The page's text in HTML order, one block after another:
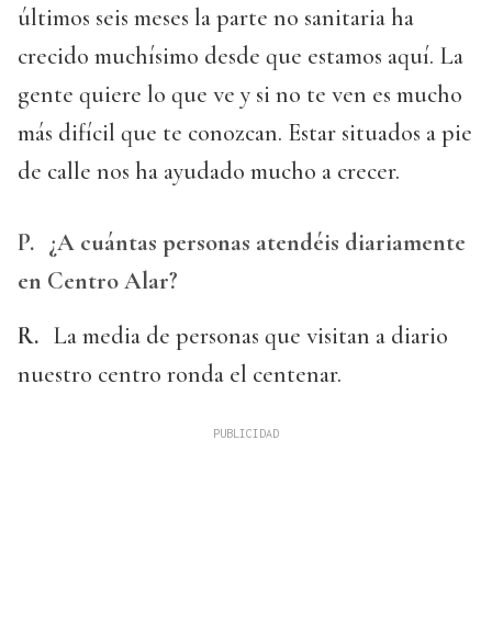
últimos seis meses la parte no sanitaria ha
crecido muchísimo desde que estamos aquí. La
gente quiere lo que ve y si no te ven es mucho
más difícil que te conozcan. Estar situados a pie
de calle nos ha ayudado mucho a crecer.
P. ¿A cuántas personas atendéis diariamente
en Centro Alar?
R. La media de personas que visitan a diario
nuestro centro ronda el centenar.